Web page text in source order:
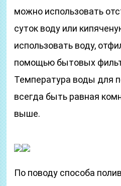
можно использовать
суток воду или
использовать воду,
помощью бытовых
Температура воды для
всегда быть равная
выше.
По поводу способа